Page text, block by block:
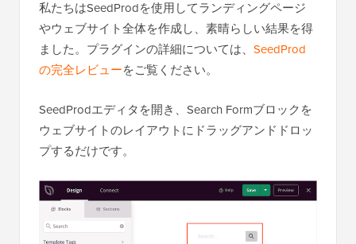
私たちはSeedProdを使用してランディングページ
やウェブサイト全体を作成し、素晴らしい結果を得
ました。プラグインの詳細については、 SeedProd
の完全レビューをご覧ください。
SeedProdエディタを開き、Search Formブロックを
ウェブサイトのレイアウトにドラッグアンドドロッ
プするだけです。